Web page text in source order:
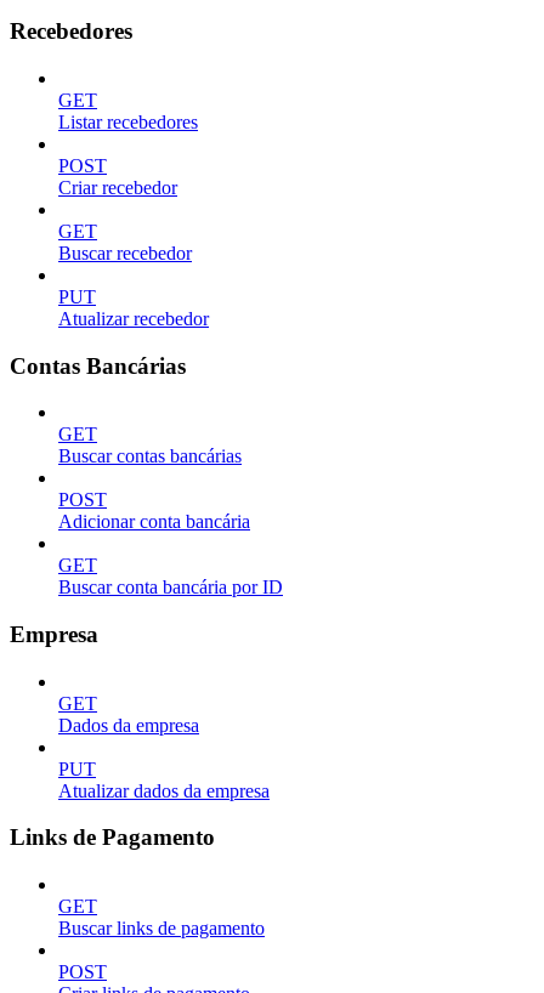
Recebedores
GET
Listar recebedores
POST
Criar recebedor
GET
Buscar recebedor
PUT
Atualizar recebedor
Contas Bancárias
GET
Buscar contas bancárias
POST
Adicionar conta bancária
GET
Buscar conta bancária por ID
Empresa
GET
Dados da empresa
PUT
Atualizar dados da empresa
Links de Pagamento
GET
Buscar links de pagamento
POST